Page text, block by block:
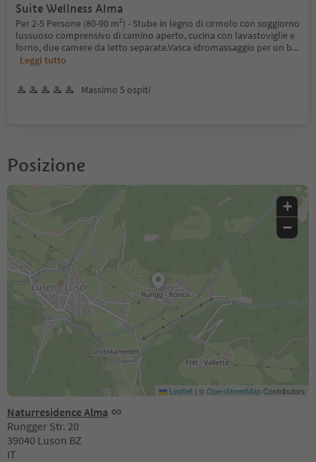
Suite Wellness Alma
Per 2-5 Persone (80-90 m²) - Stube in legno di cirmolo con soggiorno
lussuoso comprensivo di camino aperto, cucina con lavastoviglie e
forno, due camere da letto separate.Vasca idromassaggio per un b...
Leggi tutto
Massimo 5 ospiti
Posizione
Naturresidence Alma
Rungger Str. 20
39040 Luson BZ
IT
+
−
Leaflet | ©OpenStreetMapContributors